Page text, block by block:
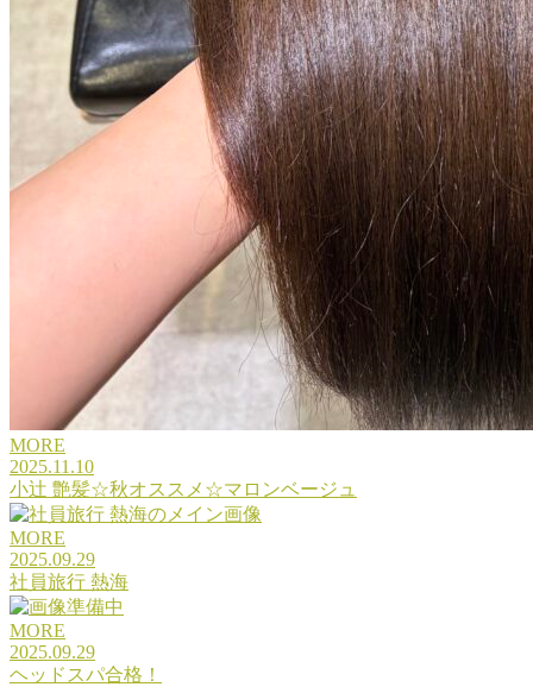
MORE
2025.11.10
小辻 艶髪☆秋オススメ☆マロンベージュ
MORE
2025.09.29
社員旅行 熱海
MORE
2025.09.29
ヘッドスパ合格！